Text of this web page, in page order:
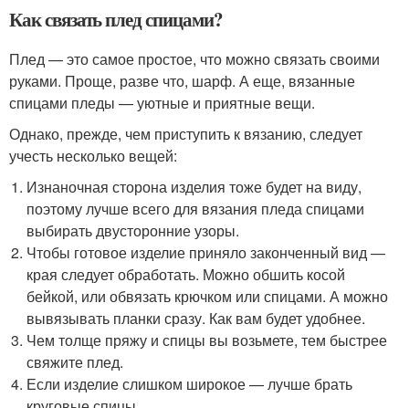
Как связать плед спицами?
Плед — это самое простое, что можно связать своими
руками. Проще, разве что, шарф. А еще, вязанные
спицами пледы — уютные и приятные вещи.
Однако, прежде, чем приступить к вязанию, следует
учесть несколько вещей:
Изнаночная сторона изделия тоже будет на виду,
поэтому лучше всего для вязания пледа спицами
выбирать двусторонние узоры.
Чтобы готовое изделие приняло законченный вид —
края следует обработать. Можно обшить косой
бейкой, или обвязать крючком или спицами. А можно
вывязывать планки сразу. Как вам будет удобнее.
Чем толще пряжу и спицы вы возьмете, тем быстрее
свяжите плед.
Если изделие слишком широкое — лучше брать